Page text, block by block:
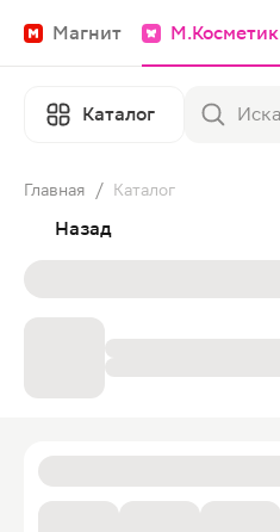
Магнит М.Косметик
Каталог
Главная / Каталог
Назад